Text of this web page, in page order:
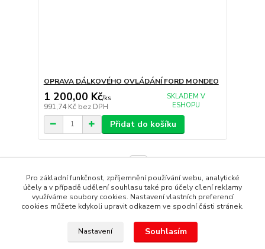
OPRAVA DÁLKOVÉHO OVLÁDÁNÍ FORD MONDEO
1 200,00 Kč/ks
991,74 Kč bez DPH
SKLADEM V
ESHOPU
Přidat do košíku
Copyright © 1987 - 2022 autoalarmyhk.cz Jiří Cvrček, Autoalarm
Pro základní funkčnost, zpříjemnění používání webu, analytické
účely a v případě udělení souhlasu také pro účely cílení reklamy
využíváme soubory cookies. Nastavení vlastních preferencí
cookies můžete kdykoli upravit odkazem ve spodní části stránek.
Nastavení Souhlasím